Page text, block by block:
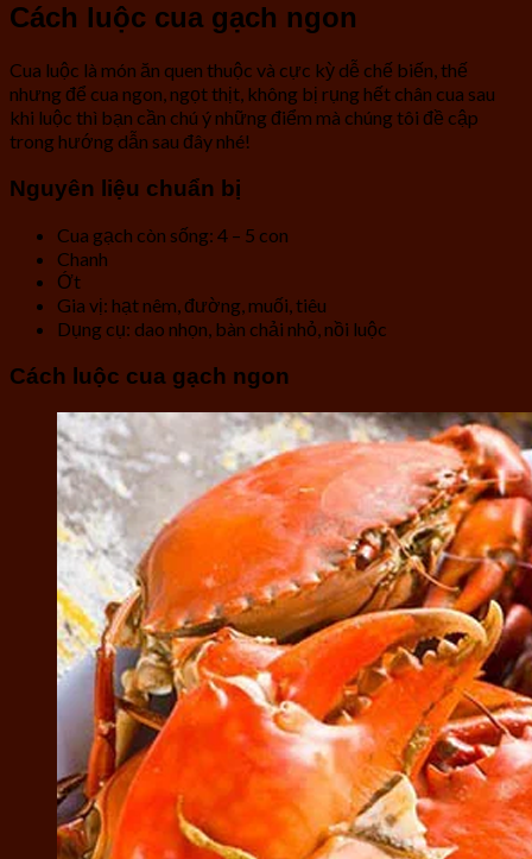
Cách luộc cua gạch ngon
Cua luộc là món ăn quen thuộc và cực kỳ dễ chế biến, thế
nhưng để cua ngon, ngọt thịt, không bị rụng hết chân cua sau
khi luộc thì bạn cần chú ý những điểm mà chúng tôi đề cập
trong hướng dẫn sau đây nhé!
Nguyên liệu chuẩn bị
Cua gạch còn sống: 4 – 5 con
Chanh
Ớt
Gia vị: hạt nêm, đường, muối, tiêu
Dụng cụ: dao nhọn, bàn chải nhỏ, nồi luộc
Cách luộc cua gạch ngon